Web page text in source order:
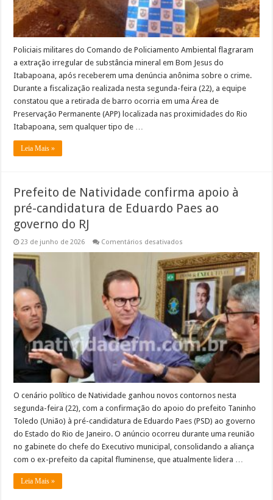
Policiais militares do Comando de Policiamento Ambiental flagraram
a extração irregular de substância mineral em Bom Jesus do
Itabapoana, após receberem uma denúncia anônima sobre o crime.
Durante a fiscalização realizada nesta segunda-feira (22), a equipe
constatou que a retirada de barro ocorria em uma Área de
Preservação Permanente (APP) localizada nas proximidades do Rio
Itabapoana, sem qualquer tipo de …
Leia Mais »
Prefeito de Natividade confirma apoio à
pré-candidatura de Eduardo Paes ao
governo do RJ
23 de junho de 2026 Comentários desativados
de
Natividade
confirma
apoio
pré-
candidatura
de
Eduardo
Paes
ao
governo
do
RJ
O cenário político de Natividade ganhou novos contornos nesta
segunda-feira (22), com a confirmação do apoio do prefeito Taninho
Toledo (União) à pré-candidatura de Eduardo Paes (PSD) ao governo
do Estado do Rio de Janeiro. O anúncio ocorreu durante uma reunião
no gabinete do chefe do Executivo municipal, consolidando a aliança
com o ex-prefeito da capital fluminense, que atualmente lidera …
Leia Mais »